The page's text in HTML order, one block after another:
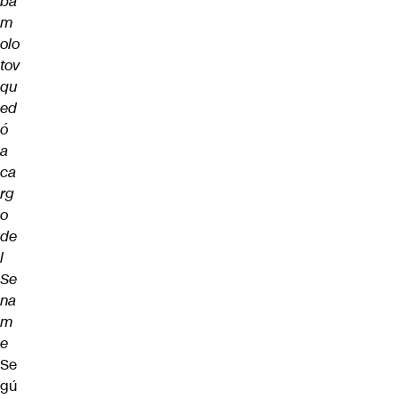
m
olo
tov
qu
ed
ó
a
ca
rg
o
de
l
Se
na
m
e
Se
gú